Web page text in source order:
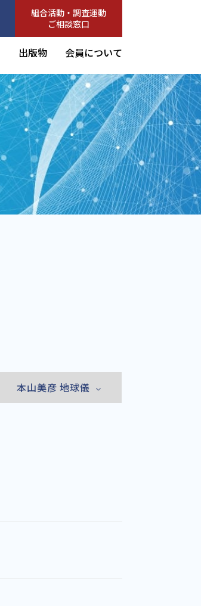
組合活動・調査運動
ご相談窓口
出版物 会員について
本山美彦 地球儀